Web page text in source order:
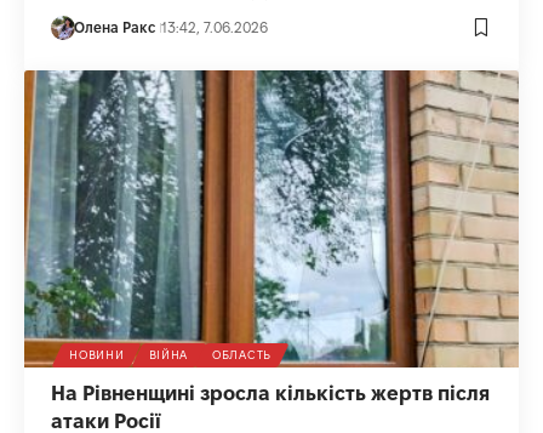
Олена Ракс 13:42, 7.06.2026
НОВИНИ ВІЙНА ОБЛАСТЬ
На Рівненщині зросла кількість жертв після
атаки Росії